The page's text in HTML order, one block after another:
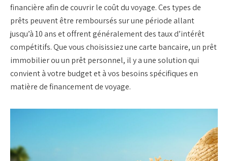
financière afin de couvrir le coût du voyage. Ces types de
prêts peuvent être remboursés sur une période allant
jusqu’à 10 ans et offrent généralement des taux d’intérêt
compétitifs. Que vous choisissiez une carte bancaire, un prêt
immobilierou un prêt personnel, il y a une solution qui
convient àvotre budgetet à vos besoins spécifiques en
matière de financement de voyage.